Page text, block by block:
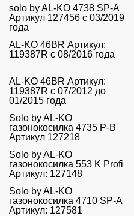
solo by AL-KO 4738 SP-A
Артикул 127456 с 03/2019
года
AL-KO 46BR Артикул:
119387R с 08/2016 года
AL-KO 46BR Артикул:
119387R с 07/2012 до
01/2015 года
Solo by AL-KO
газонокосилка 4735 P-B
Артикул 127218
Solo by AL-KO
газонокосилка 553 K Profi
Артикул: 127148
Solo by AL-KO
газонокосилка 4710 SP-A
Артикул: 127581